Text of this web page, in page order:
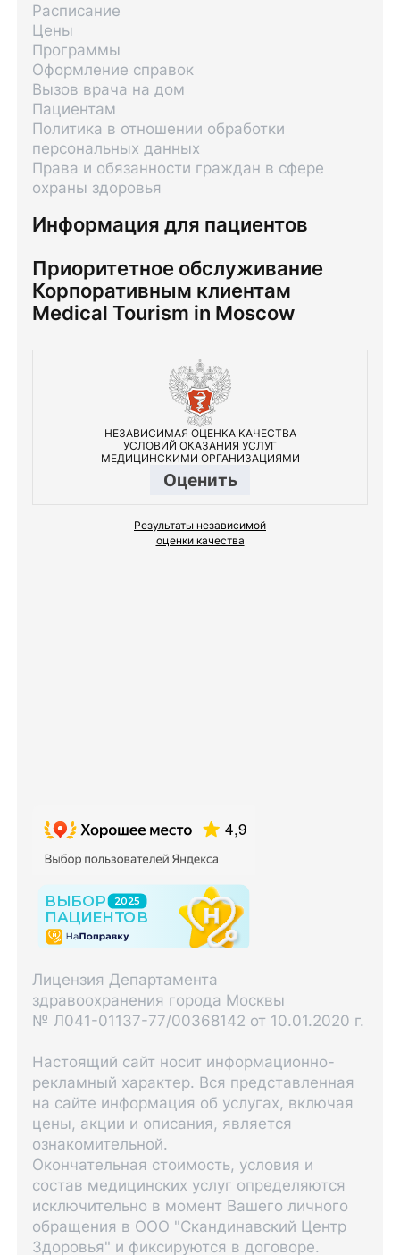
Информация для пациентов
Расписание
Цены
Программы
Оформление справок
Вызов врача на дом
Пациентам
Политика в отношении обработки
персональных данных
Права и обязанности граждан в сфере
охраны здоровья
Приоритетное обслуживание
Корпоративным клиентам
Medical Tourism in Moscow
НЕЗАВИСИМАЯ ОЦЕНКА КАЧЕСТВА
УСЛОВИЙ ОКАЗАНИЯ УСЛУГ
МЕДИЦИНСКИМИ ОРГАНИЗАЦИЯМИ
Оценить
Результаты независимой
оценки качества
Лицензия Департамента
здравоохранения города Москвы
№ Л041-01137-77/00368142 от 10.01.2020 г.
Настоящий сайт носит информационно-
рекламный характер. Вся представленная
на сайте информация об услугах, включая
цены, акции и описания, является
ознакомительной.
Окончательная стоимость, условия и
состав медицинских услуг определяются
исключительно в момент Вашего личного
обращения в ООО "Скандинавский Центр
Здоровья" и фиксируются в договоре.